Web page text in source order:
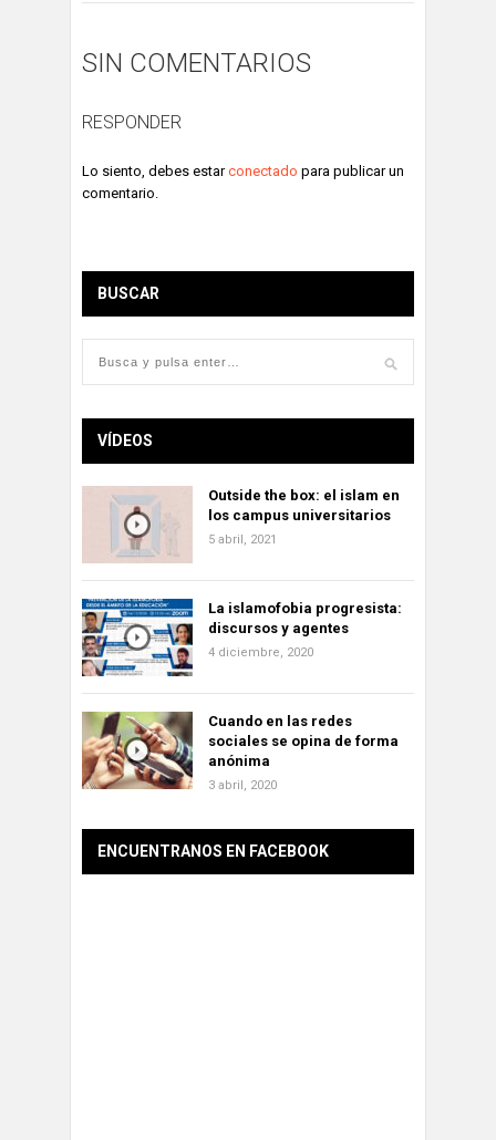
SIN COMENTARIOS
RESPONDER
Lo siento, debes estarconectado para publicar un
comentario.
BUSCAR
VÍDEOS
Outside the box: el islam en
los campus universitarios
5 abril, 2021
La islamofobia progresista:
discursos y agentes
4 diciembre, 2020
Cuando en las redes
sociales se opina de forma
anónima
3 abril, 2020
ENCUENTRANOS EN FACEBOOK